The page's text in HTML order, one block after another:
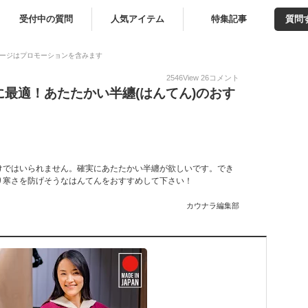
受付中の質問 人気アイテム 特集記事 質問
ジはプロモーションを含みます
2546View 26コメント
適！あたたかい半纏(はんてん)のおす
はいられません。確実にあたたかい半纏が欲しいです。でき
さを防げそうなはんてんをおすすめして下さい！
カウナラ編集部